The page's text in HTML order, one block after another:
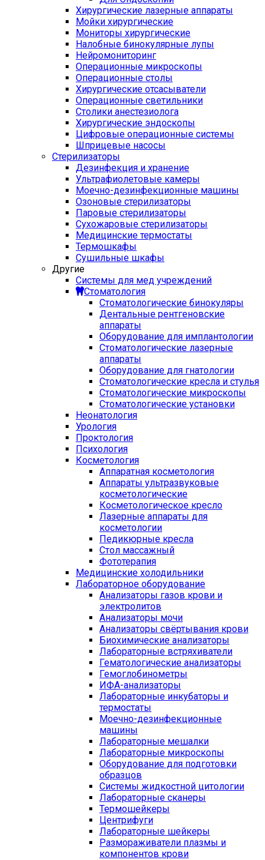
Хирургические лазерные аппараты
Мойки хирургические
Мониторы хирургические
Налобные бинокулярные лупы
Нейромониторинг
Операционные микроскопы
Операционные столы
Хирургические отсасыватели
Операционные светильники
Столики анестезиолога
Хирургические эндоскопы
Цифровые операционные системы
Шприцевые насосы
Стерилизаторы
Дезинфекция и хранение
Ультрафиолетовые камеры
Моечно-дезинфекционные машины
Озоновые стерилизаторы
Паровые стерилизаторы
Сухожаровые стерилизаторы
Медицинские термостаты
Термошкафы
Сушильные шкафы
Другие
Системы для мед учреждений
Стоматология
Стоматологические бинокуляры
Дентальные рентгеновские
аппараты
Оборудование для имплантологии
Стоматологические лазерные
аппараты
Оборудование для гнатологии
Стоматологические кресла и стулья
Стоматологические микроскопы
Стоматологические установки
Неонатология
Урология
Проктология
Психология
Косметология
Аппаратная косметология
Аппараты ультразвуковые
косметологические
Косметологическое кресло
Лазерные аппараты для
косметологии
Педикюрные кресла
Стол массажный
Фототерапия
Медицинские холодильники
Лабораторное оборудование
Анализаторы газов крови и
электролитов
Анализаторы мочи
Анализаторы свёртывания крови
Биохимические анализаторы
Лабораторные встряхиватели
Гематологические анализаторы
Гемоглобинометры
ИФА-анализаторы
Лабораторные инкубаторы и
термостаты
Моечно-дезинфекционные
машины
Лабораторные мешалки
Лабораторные микроскопы
Оборудование для подготовки
образцов
Системы жидкостной цитологии
Лабораторные сканеры
Термошейкеры
Центрифуги
Лабораторные шейкеры
Размораживатели плазмы и
компонентов крови